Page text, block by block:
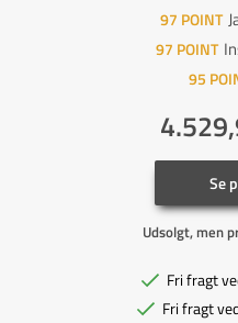
97 POINT
97 POINT
95
Se
Udsolgt, men
Fri fragt
Fri fragt